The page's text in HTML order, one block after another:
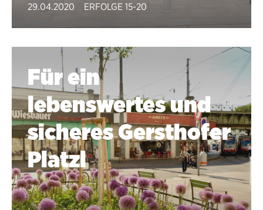
29.04.2020 ERFOLGE 15-20
Für ein
lebenswertes und
sicheres Gersthofer
Platzl